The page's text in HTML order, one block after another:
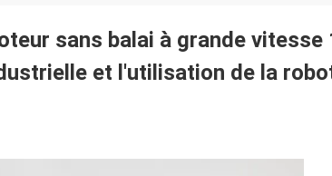
sans balai à grande
et l'utilisation de la